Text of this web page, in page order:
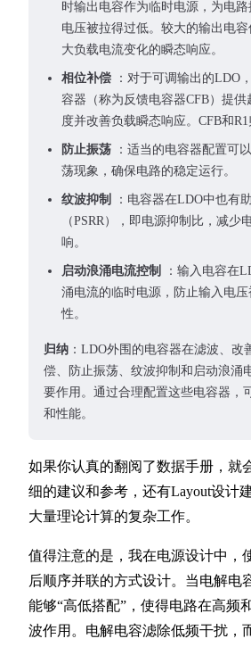
时输出电容作为临时电源，为电
电压被拉得过低。较大的输出电
大负载电流变化的瞬态响应。
相位补偿 ：对于可调输出的LDO
容器（称为反馈电容器CFB）提
度并改善负载瞬态响应。CFB和
防止振荡 ：适当的电容器配置可
荡现象，确保电路的稳定运行。
纹波抑制
：电容器在LDO中也有
（PSRR），即电源抑制比，减
响。
启动浪涌电流控制
：输入电容在
涌电流的临时电源，防止输入电
性。
归纳 ：LDO外围的电容器在滤波、
偿、防止振荡、纹波抑制和启动浪涌
要作用。通过合理配置这些电容器，
和性能。
如果你认真的翻阅了数据手册，就
细的建议和参考，还有Layout设计
大量理论计算的复杂工作。
值得注意的是，我在电源设计中，
后顺序并联的方式设计。当电解电
能够“高低搭配”，使得电路在高频
波作用。电解电容滤除低频干扰，